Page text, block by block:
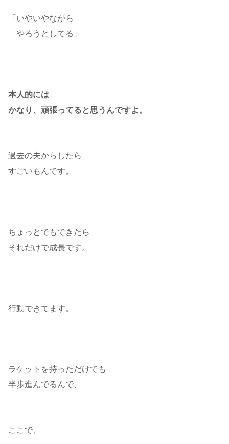
「いやいやながら
やろうとしてる」
本人的には
かなり、頑張ってると思うんですよ。
過去の夫からしたら
すごいもんです。
ちょっとでもできたら
それだけで成長です。
行動できてます。
ラケットを持っただけでも
半歩進んでるんで、
ここで、